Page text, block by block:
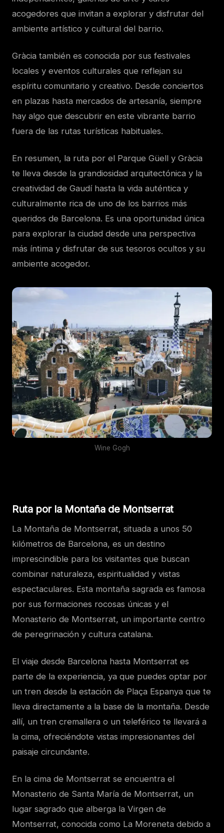
acogedores que invitan a explorar y disfrutar del
ambiente artístico y cultural del barrio.
Gràcia también es conocida por sus festivales
locales y eventos culturales que reflejan su
espíritu comunitario y creativo. Desde conciertos
en plazas hasta mercados de artesanía, siempre
hay algo que descubrir en este vibrante barrio
fuera de las rutas turísticas habituales.
En resumen, la ruta por el Parque Güell y Gràcia
te lleva desde la grandiosidad arquitectónica y la
creatividad de Gaudí hasta la vida auténtica y
culturalmente rica de uno de los barrios más
queridos de Barcelona. Es una oportunidad única
para explorar la ciudad desde una perspectiva
más íntima y disfrutar de sus tesoros ocultos y su
ambiente acogedor.
Wine Gogh
Ruta por la Montaña de Montserrat
La Montaña de Montserrat, situada a unos 50
kilómetros de Barcelona, es un destino
imprescindible para los visitantes que buscan
combinar naturaleza, espiritualidad y vistas
espectaculares. Esta montaña sagrada es famosa
por sus formaciones rocosas únicas y el
Monasterio de Montserrat, un importante centro
de peregrinación y cultura catalana.
El viaje desde Barcelona hasta Montserrat es
parte de la experiencia, ya que puedes optar por
un tren desde la estación de Plaça Espanya que te
lleva directamente a la base de la montaña. Desde
allí, un tren cremallera o un teleférico te llevará a
la cima, ofreciéndote vistas impresionantes del
paisaje circundante.
En la cima de Montserrat se encuentra el
Monasterio de Santa María de Montserrat, un
lugar sagrado que alberga la Virgen de
Montserrat, conocida como La Moreneta debido a